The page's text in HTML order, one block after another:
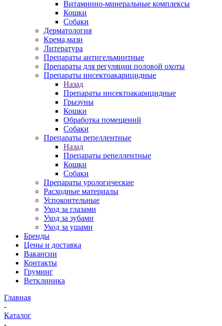
Витаминно-минеральные комплексы
Кошки
Собаки
Дерматология
Крема,мази
Литература
Препараты антигельминтные
Препараты для регуляции половой охоты
Препараты инсектоакарицидные
Назад
Препараты инсектоакарицидные
Грызуны
Кошки
Обработка помещений
Собаки
Препараты репеллентные
Назад
Препараты репеллентные
Кошки
Собаки
Препараты урологические
Расходные материалы
Успокоительные
Уход за глазами
Уход за зубами
Уход за ушами
Бренды
Цены и доставка
Вакансии
Контакты
Груминг
Ветклиника
Главная
-
Каталог
-